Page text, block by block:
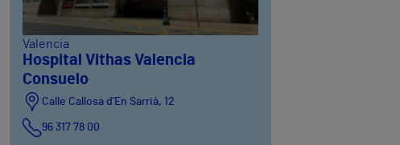
Valencia
Hospital Vithas Valencia
Consuelo
Calle Callosa d’En Sarrià, 12
96 317 78 00